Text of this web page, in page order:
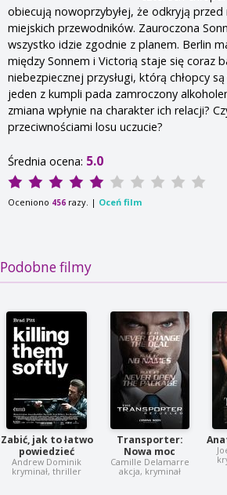
obiecują nowoprzybyłej, że odkryją
miejskich przewodników. Zauroczona
wszystko idzie zgodnie z planem. Berlin
między Sonnem i Victorią staje się coraz
niebezpiecznej przysługi, którą chłopcy
jeden z kumpli pada zamroczony
zmiana wpłynie na charakter ich relacji?
przeciwnościami losu uczucie?
Średnia ocena: 5.0
Oceniono 456 razy. | Oceń film
Podobne filmy
Zabić, jak to łatwo
powiedzieć
Andrew Dominik
kryminał, thriller
Transporter:
Nowa moc
Camille Delamarre
akcja, kryminał